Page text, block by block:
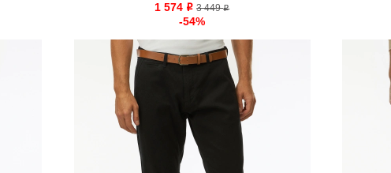
1 574 o 3 449o
-54%